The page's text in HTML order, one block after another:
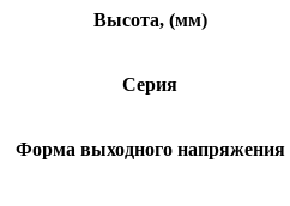
Высота, (мм)
Серия
Форма выходного напряжения